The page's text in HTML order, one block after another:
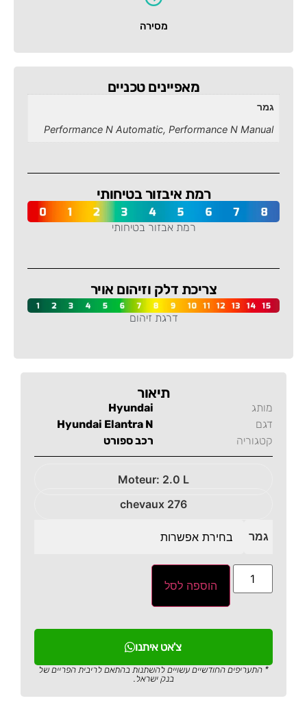
מסירה
מאפיינים טכניים
גמר
Performance N Automatic, Performance N Manual
רמת איבזור בטיחותי
רמת אבזור בטיחותי
צריכת דלק וזיהום אויר
דרגת זיהום
תיאור
מותג
Hyundai
דגם
Hyundai Elantra N
קטגוריה
רכב ספורט
Moteur: 2.0 L
276 chevaux
גמר
הוספה לסל
צ'אט איתנו
* התעריפים החודשיים עשויים להשתנות בהתאם לריבית הפריים של
בנק ישראל.